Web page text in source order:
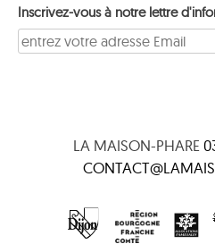
Inscrivez-vous à notre lettre
LA MAISON-PHARE